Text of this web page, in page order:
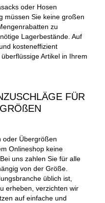
oder Hosen
müssen Sie keine großen
zu
Lagerbestände. Auf
kosteneffizient
Artikel in Ihrem
FÜR
oder Übergrößen
Onlineshop keine
uns zahlen Sie für alle
von der Größe.
üblich ist,
erheben, verzichten wir
auf einfache und